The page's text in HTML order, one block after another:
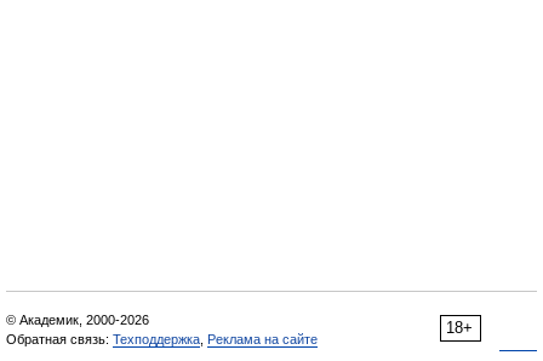
18+
© Академик, 2000-2026
Обратная связь: Техподдержка Реклама на сайте